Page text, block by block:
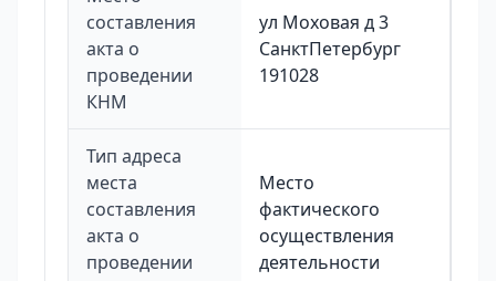
составления
акта о
проведении
КНМ
ул Моховая д 3
СанктПетербург
191028
Тип адреса
места
составления
акта о
проведении
Место
фактического
осуществления
деятельности